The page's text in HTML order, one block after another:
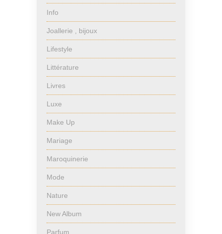
Info
Joallerie , bijoux
Lifestyle
Littérature
Livres
Luxe
Make Up
Mariage
Maroquinerie
Mode
Nature
New Album
Parfum